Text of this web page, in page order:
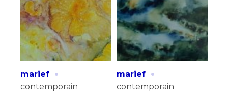
marief ·
contemporain
marief ·
contemporain